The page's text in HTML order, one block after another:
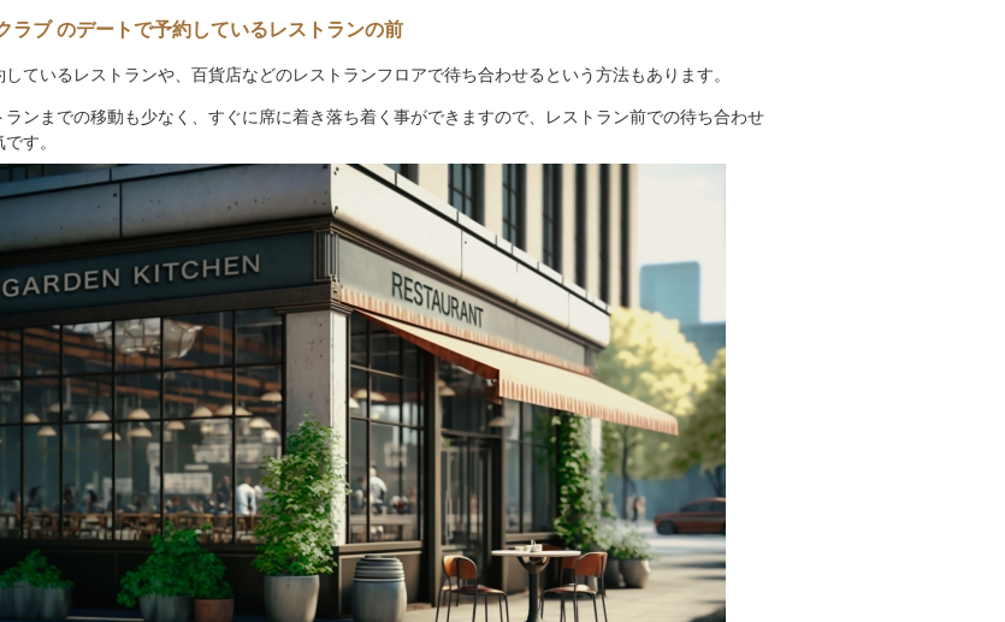
ラブ のデートで予約しているレストランの前
しているレストランや、百貨店などのレストランフロアで待ち合わせるという方法もあります。
ランまでの移動も少なく、すぐに席に着き落ち着く事ができますので、レストラン前での待ち合わせ
す。